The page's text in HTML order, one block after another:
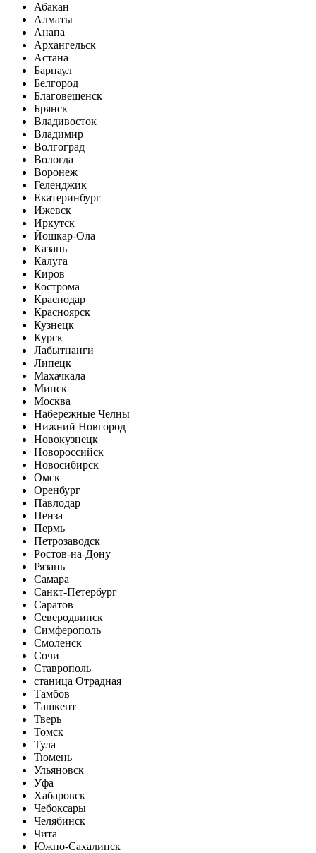
Абакан
Алматы
Анапа
Архангельск
Астана
Барнаул
Белгород
Благовещенск
Брянск
Владивосток
Владимир
Волгоград
Вологда
Воронеж
Геленджик
Екатеринбург
Ижевск
Иркутск
Йошкар-Ола
Казань
Калуга
Киров
Кострома
Краснодар
Красноярск
Кузнецк
Курск
Лабытнанги
Липецк
Махачкала
Минск
Москва
Набережные Челны
Нижний Новгород
Новокузнецк
Новороссийск
Новосибирск
Омск
Оренбург
Павлодар
Пенза
Пермь
Петрозаводск
Ростов-на-Дону
Рязань
Самара
Санкт-Петербург
Саратов
Северодвинск
Симферополь
Смоленск
Сочи
Ставрополь
станица Отрадная
Тамбов
Ташкент
Тверь
Томск
Тула
Тюмень
Ульяновск
Уфа
Хабаровск
Чебоксары
Челябинск
Чита
Южно-Сахалинск